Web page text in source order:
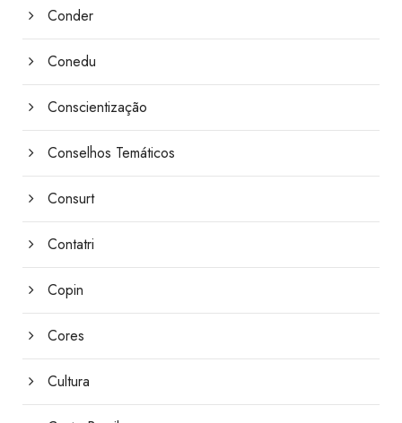
Conder
Conedu
Conscientização
Conselhos Temáticos
Consurt
Contatri
Copin
Cores
Cultura